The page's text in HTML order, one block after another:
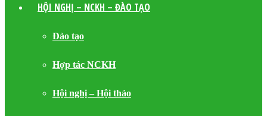
HỘI NGHỊ – NCKH – ĐÀO TẠO
Đào tạo
Hợp tác NCKH
Hội nghị – Hội thảo